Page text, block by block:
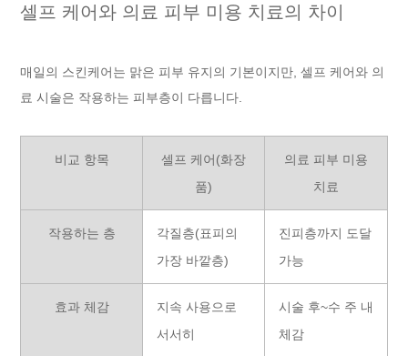
셀프 케어와 의료 피부 미용 치료의 차이
매일의 스킨케어는 맑은 피부 유지의 기본이지만, 셀프 케어와 의
료 시술은 작용하는 피부층이 다릅니다.
비교 항목
셀프 케어(화장
품)
의료 피부 미용
치료
작용하는 층
각질층(표피의
가장 바깥층)
진피층까지 도달
가능
효과 체감
지속 사용으로
서서히
시술 후~수 주 내
체감